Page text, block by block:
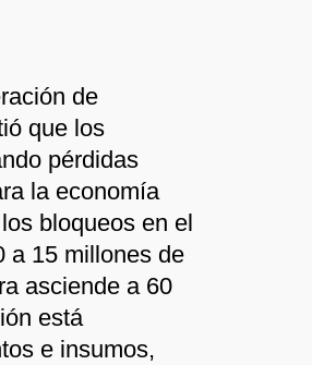
de
que los
pérdidas
la economía
bloqueos en el
a 15 millones de
asciende a 60
está
e insumos,